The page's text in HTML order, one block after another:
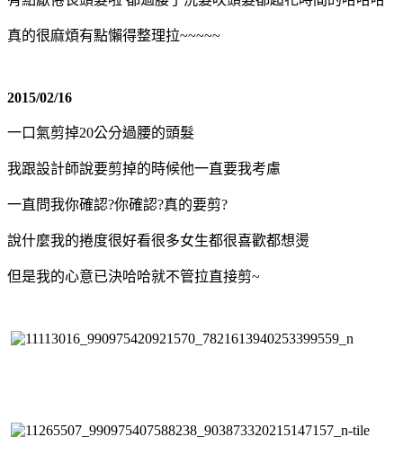
真的很麻煩有點懶得整理拉~~~~~
2015/02/16
一口氣剪掉20公分過腰的頭髮
我跟設計師說要剪掉的時候他一直要我考慮
一直問我你確認?你確認?真的要剪?
說什麼我的捲度很好看很多女生都很喜歡都想燙
但是我的心意已決哈哈就不管拉直接剪~